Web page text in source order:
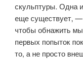
скульптуры. Одна
еще существует, —
чтобы обнажить
первых попыток
то, а не просто